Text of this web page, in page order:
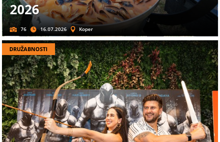
2026
76 16.07.2026 Koper
DRUŽABNOSTI